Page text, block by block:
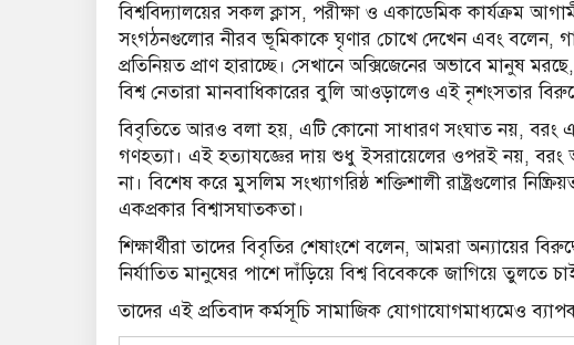
বিশ্ববিদ্যালয়ের সকল ক্লাস, পরীক্ষা ও একাডেমিক কার্যক্রম
সংগঠনগুলোর নীরব ভূমিকাকে ঘৃণার চোখে দেখেন এবং বলেন,
প্রতিনিয়ত প্রাণ হারাচ্ছে। সেখানে অক্সিজেনের অভাবে মানুষ
বিশ্ব নেতারা মানবাধিকারের বুলি আওড়ালেও এই নৃশংসতার
বিবৃতিতে আরও বলা হয়, এটি কোনো সাধারণ সংঘাত নয়, বরং
গণহত্যা। এই হত্যাযজ্ঞের দায় শুধু ইসরায়েলের ওপরই নয়, বরং
না। বিশেষ করে মুসলিম সংখ্যাগরিষ্ঠ শক্তিশালী রাষ্ট্রগুলোর
একপ্রকার বিশ্বাসঘাতকতা।
শিক্ষার্থীরা তাদের বিবৃতির শেষাংশে বলেন, আমরা অন্যায়ের
নির্যাতিত মানুষের পাশে দাঁড়িয়ে বিশ্ব বিবেককে জাগিয়ে তুলতে
তাদের এই প্রতিবাদ কর্মসূচি সামাজিক যোগাযোগমাধ্যমেও